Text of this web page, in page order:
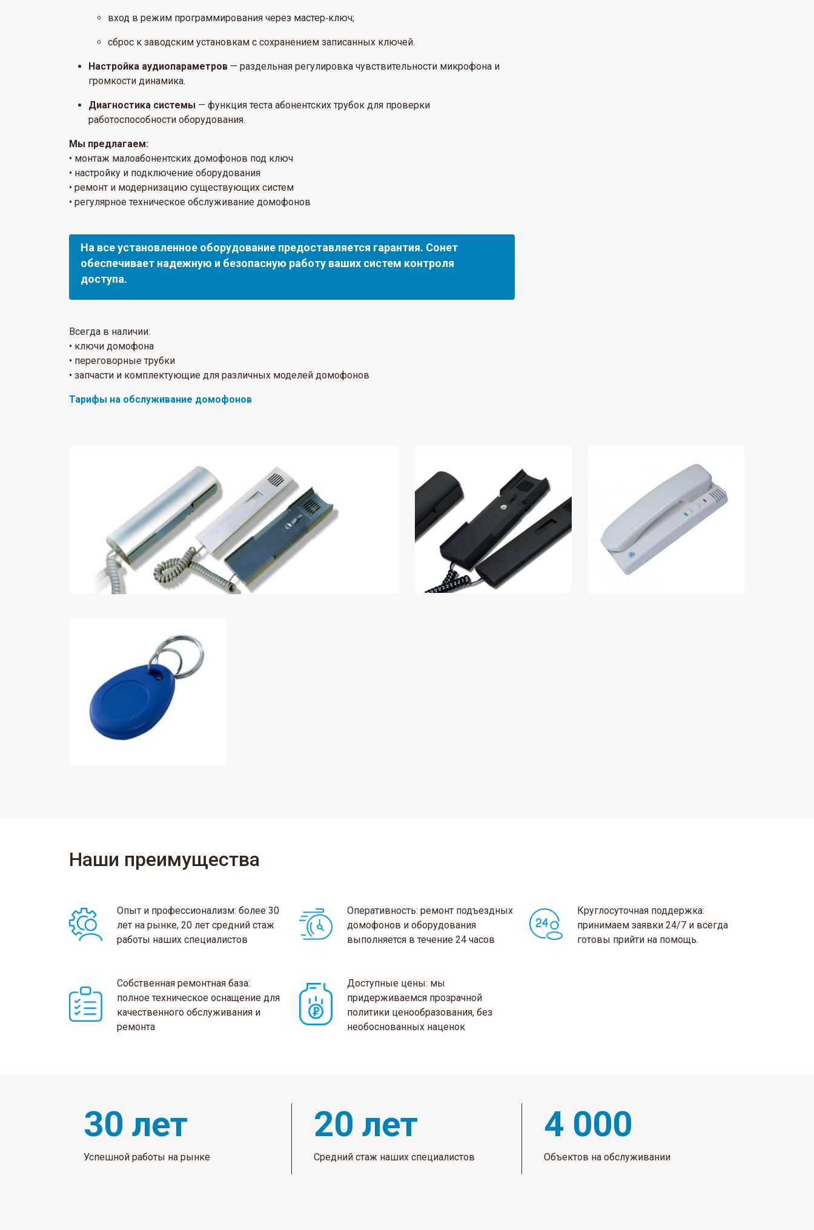
вход в режим программирования через мастер‑ключ;
сброс к заводским установкам с сохранением записанных ключей.
Настройка аудиопараметров — раздельная регулировка чувствительности микрофона и
громкости динамика.
Диагностика системы — функция теста абонентских трубок для проверки
работоспособности оборудования.
Мы предлагаем:
• монтаж малоабонентских домофонов под ключ
• настройку и подключение оборудования
• ремонт и модернизацию существующих систем
• регулярное техническое обслуживание домофонов
На все установленное оборудование предоставляется гарантия. Сонет
обеспечивает надежную и безопасную работу ваших систем контроля
доступа.
Всегда в наличии:
• ключи домофона
• переговорные трубки
• запчасти и комплектующие для различных моделей домофонов
Тарифы на обслуживание домофонов
Наши преимущества
Опыт и профессионализм: более 30
лет на рынке, 20 лет средний стаж
работы наших специалистов
Оперативность: ремонт подъездных
домофонов и оборудования
выполняется в течение 24 часов
Круглосуточная поддержка:
принимаем заявки 24/7 и всегда
готовы прийти на помощь.
Собственная ремонтная база:
полное техническое оснащение для
качественного обслуживания и
ремонта
Доступные цены: мы
придерживаемся прозрачной
политики ценообразования, без
необоснованных наценок
30 лет
Успешной работы на рынке
20 лет
Средний стаж наших специалистов
4 000
Объектов на обслуживании